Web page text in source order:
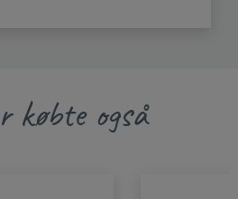
købte også